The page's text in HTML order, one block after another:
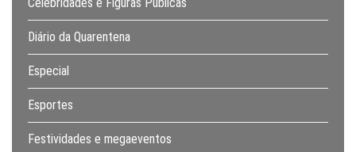
Diário da Quarentena
Especial
Esportes
Festividades e megaeventos